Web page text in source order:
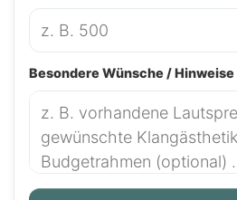
Besondere Wünsche / Hinweise